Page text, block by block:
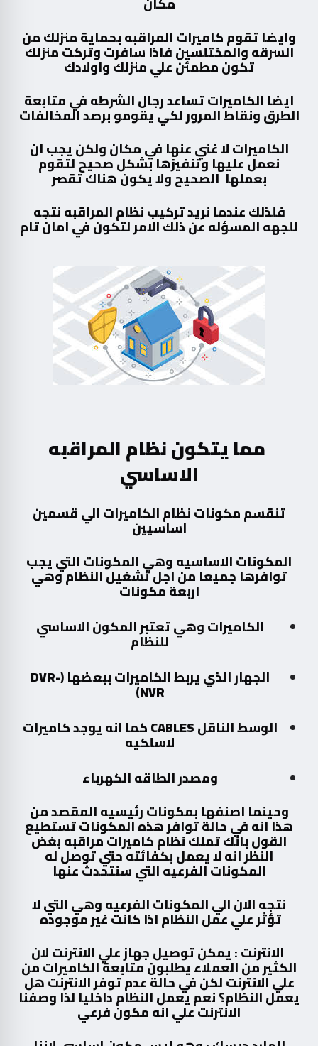
وايضا تقوم كاميرات المراقبه بحماية منزلك من
السرقه والمختلسين فاذا سافرت وتركت منزلك
تكون مطمئن علي منزلك واولادك
ايضا الكاميرات تساعد رجال الشرطه في متابعة
الطرق ونقاط المرور لكي يقومو برصد المخالفات
الكاميرات لا غني عنها في مكان ولكن يجب ان
نعمل عليها وتنفيزها بشكل صحيح لتقوم
بعملها الصحيح ولا يكون هناك تقصر
فلذلك عندما نريد تركيب نظام المراقبه نتجه
للجهه المسؤله عن ذلك الامر لتكون في امان تام
مما يتكون نظام المراقبه
الاساسي
تنقسم مكونات نظام الكاميرات الي قسمين
اساسيين
المكونات الاساسيه وهي المكونات التي يجب
توافرها جميعا من اجل تشغيل النظام وهي
اربعة مكونات
الكاميرات وهي تعتبر المكون الاساسي
للنظام
الجهار الذي يربط الكاميرات ببعضها (DVR-
NVR
)
الوسط الناقلCABLESكما انه يوجد كاميرات
لاسلكيه
ومصدر الطاقه الكهرباء
وحينما اصنفها بمكونات رئيسيه المقصد من
هذا انه في حالة توافر هذه المكونات تستطيع
القول بانك تملك نظام كاميرات مراقبه بغض
النظر انه لا يعمل بكفائته حتي توصل له
المكونات الفرعيه التي سنتحدث عنها
نتجه الان الي المكونات الفرعيه وهي التي لا
تؤثر علي عمل النظام اذا كانت غير موجوده
الانترنت : يمكن توصيل جهاز علي الانترنت لان
الكثير من العملاء يطلبون متابعة الكاميرات من
علي الانترنت لكن في حالة عدم توفر الانترنت هل
يعمل النظام؟ نعم يعمل النظام داخليا لذا وصفنا
الانترنت علي انه مكون فرعي